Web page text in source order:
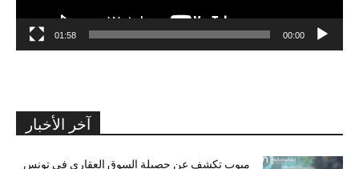
00:00
01:58
آخر الأخبار
مبوب تكشف عن حصيلة السوق العقاري في تونس